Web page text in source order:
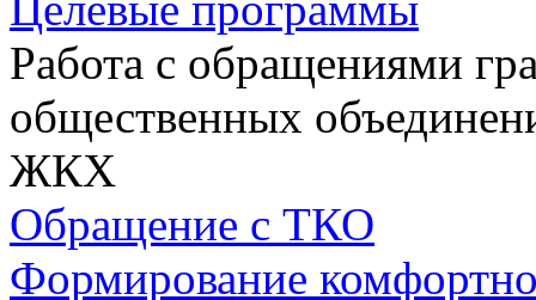
Работа с обращениями
общественных
ЖКХ
Обращение с ТКО
Формирование